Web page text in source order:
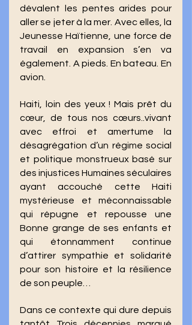
dévalent les pentes arides pour
aller se jeter à la mer. Avec elles, la
Jeunesse Haïtienne, une force de
travail en expansion s’en va
également. A pieds. En bateau. En
avion.
Haiti, loin des yeux ! Mais prêt du
cœur, de tous nos cœurs..vivant
avec effroi et amertume la
désagrégation d’un régime social
et politique monstrueux basé sur
des injustices Humaines séculaires
ayant accouché cette Haiti
mystérieuse et méconnaissable
qui répugne et repousse une
Bonne grange de ses enfants et
qui étonnamment continue
d’attirer sympathie et solidarité
pour son histoire et la résilience
de son peuple…
Dans ce contexte qui dure depuis